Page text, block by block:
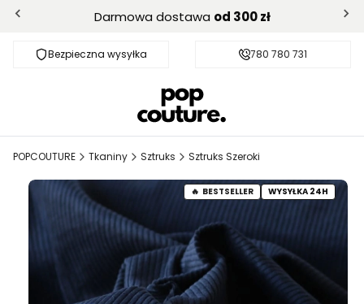
Darmowa dostawa od 300 zł
Bezpieczna wysyłka Darmowa dostawa od 300 zł
780 780 731
POPCOUTURE Tkaniny Sztruks Sztruks Szeroki
BESTSELLER WYSYŁKA 24H